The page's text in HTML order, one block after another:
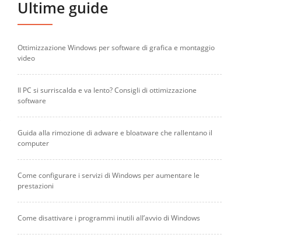
Ultime guide
Ottimizzazione Windows per software di grafica e montaggio
video
Il PC si surriscalda e va lento? Consigli di ottimizzazione
software
Guida alla rimozione di adware e bloatware che rallentano il
computer
Come configurare i servizi di Windows per aumentare le
prestazioni
Come disattivare i programmi inutili all’avvio di Windows